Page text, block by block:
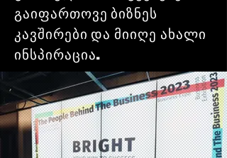
გაიფართოვე ბიზნეს
კავშირები და მიიღე ახალი
ინსპირაცია.